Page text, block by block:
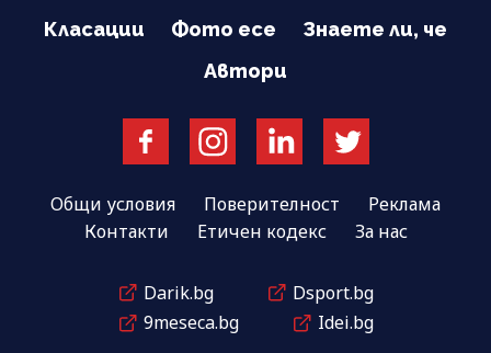
Класации
Фото есе
Знаете ли, че
Автори
Общи условия Поверителност
Реклама
Контакти
Етичен кодекс За нас
Darik.bg
Dsport.bg
9meseca.bg
Idei.bg